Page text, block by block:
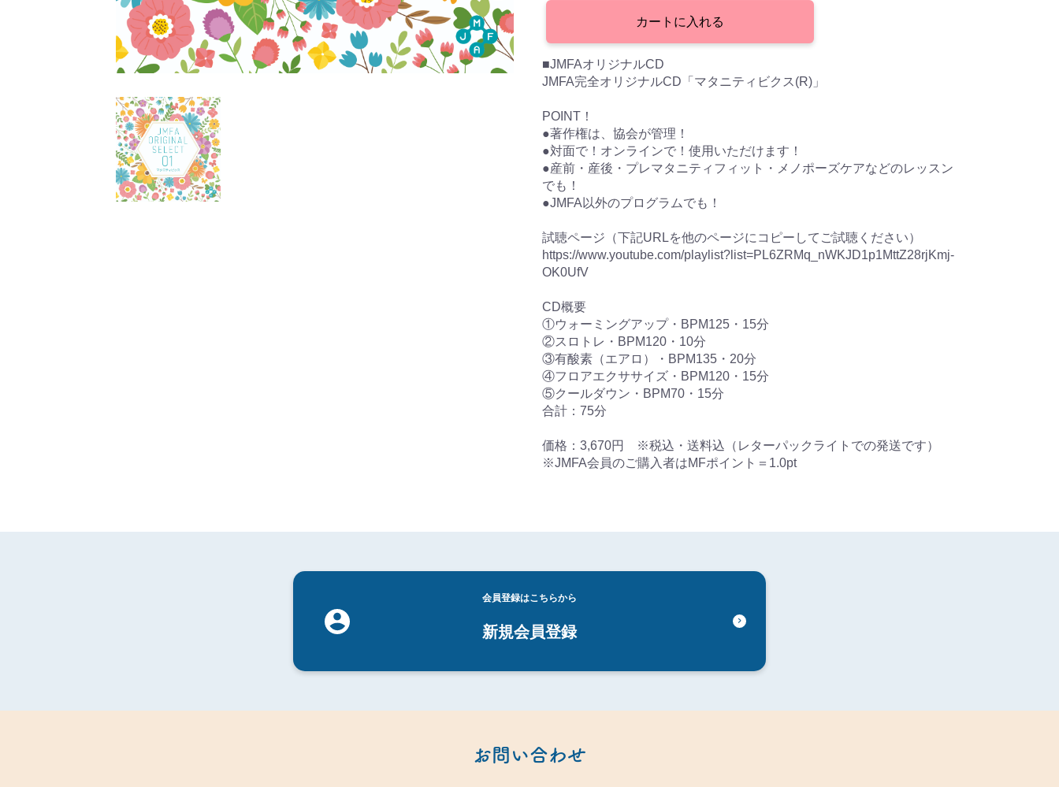
カートに入れる
■JMFAオリジナルCD
JMFA完全オリジナルCD「マタニティビクス(R)」
POINT！
●著作権は、協会が管理！
●対面で！オンラインで！使用いただけます！
●産前・産後・プレマタニティフィット・メノポーズケアなどのレッスン
でも！
●JMFA以外のプログラムでも！
試聴ページ（下記URLを他のページにコピーしてご試聴ください）
https://www.youtube.com/playlist?list=PL6ZRMq_nWKJD1p1MttZ28rjKmj-
OK0UfV
CD概要
①ウォーミングアップ・BPM125・15分
②スロトレ・BPM120・10分
③有酸素（エアロ）・BPM135・20分
④フロアエクササイズ・BPM120・15分
⑤クールダウン・BPM70・15分
合計：75分
価格：3,670円 ※税込・送料込（レターパックライトでの発送です）
※JMFA会員のご購入者はMFポイント＝1.0pt
会員登録はこちらから
新規会員登録
お問い合わせ